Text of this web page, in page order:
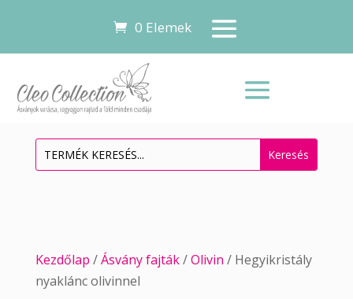
0 Elemek
Kezdőlap /Ásvány fajták/Olivin / Hegyikristály
nyaklánc olivinnel